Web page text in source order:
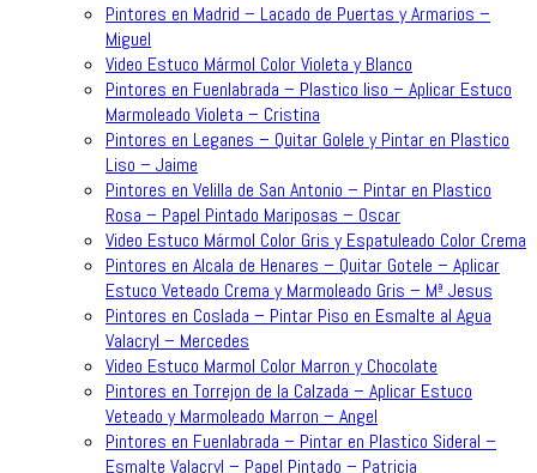
Pintores en Madrid – Lacado de Puertas y Armarios –
Miguel
Video Estuco Mármol Color Violeta y Blanco
Pintores en Fuenlabrada – Plastico liso – Aplicar Estuco
Marmoleado Violeta – Cristina
Pintores en Leganes – Quitar Golele y Pintar en Plastico
Liso – Jaime
Pintores en Velilla de San Antonio – Pintar en Plastico
Rosa – Papel Pintado Mariposas – Oscar
Video Estuco Mármol Color Gris y Espatuleado Color Crema
Pintores en Alcala de Henares – Quitar Gotele – Aplicar
Estuco Veteado Crema y Marmoleado Gris – Mª Jesus
Pintores en Coslada – Pintar Piso en Esmalte al Agua
Valacryl – Mercedes
Video Estuco Marmol Color Marron y Chocolate
Pintores en Torrejon de la Calzada – Aplicar Estuco
Veteado y Marmoleado Marron – Angel
Pintores en Fuenlabrada – Pintar en Plastico Sideral –
Esmalte Valacryl – Papel Pintado – Patricia